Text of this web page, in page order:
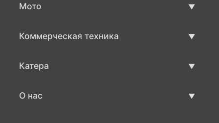
Мото
Коммерческая техника
Катера
О нас